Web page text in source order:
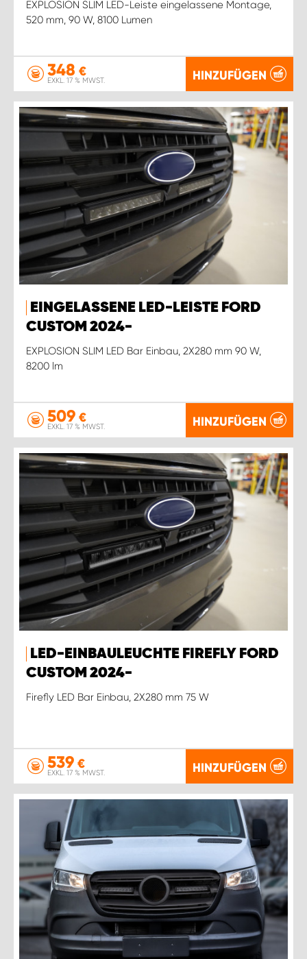
EXPLOSION SLIM LED-Leiste eingelassene Montage,
520 mm, 90 W, 8100 Lumen
348 €
EXKL. 17 % MWST. HINZUFÜGEN
EINGELASSENE LED-LEISTE FORD
CUSTOM 2024-
EXPLOSION SLIM LED Bar Einbau, 2X280 mm 90 W,
8200 lm
509 €
EXKL. 17 % MWST. HINZUFÜGEN
LED-EINBAULEUCHTE FIREFLY FORD
CUSTOM 2024-
Firefly LED Bar Einbau, 2X280 mm 75 W
539 €
EXKL. 17 % MWST. HINZUFÜGEN